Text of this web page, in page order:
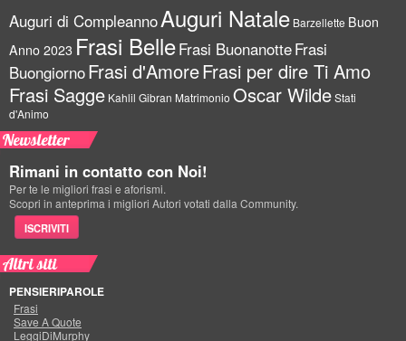
Auguri di CompleannoAuguri Natale Barzellette Buon
Anno 2023 Frasi BelleFrasi BuonanotteFrasi
BuongiornoFrasi d'AmoreFrasi per dire Ti Amo
Frasi Sagge Kahlil Gibran Matrimonio Oscar WildeStati
d'Animo
Newsletter
Rimani in contatto con Noi!
Per te le migliori frasi e aforismi.
Scopri in anteprima i migliori Autori votati dalla Community.
ISCRIVITI
Altri siti
PENSIERIPAROLE
Frasi
Save A Quote
LeggiDiMurphy